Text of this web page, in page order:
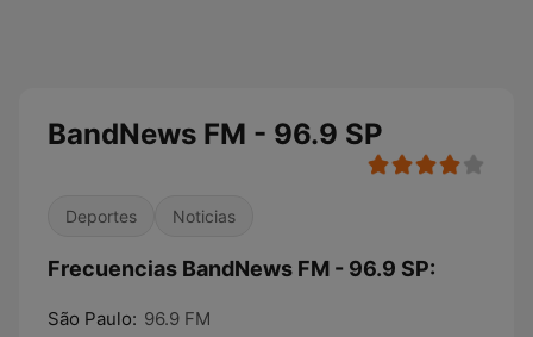
BandNews FM - 96.9 SP
Deportes Noticias
Frecuencias BandNews FM - 96.9 SP:
São Paulo: 96.9 FM